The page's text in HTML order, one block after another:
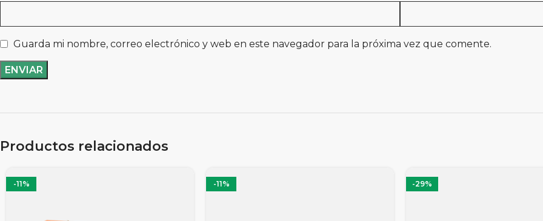
Guarda mi nombre, correo electrónico y web en este navegador para la próxima vez que comente.
Productos relacionados
-11% -11% -29%